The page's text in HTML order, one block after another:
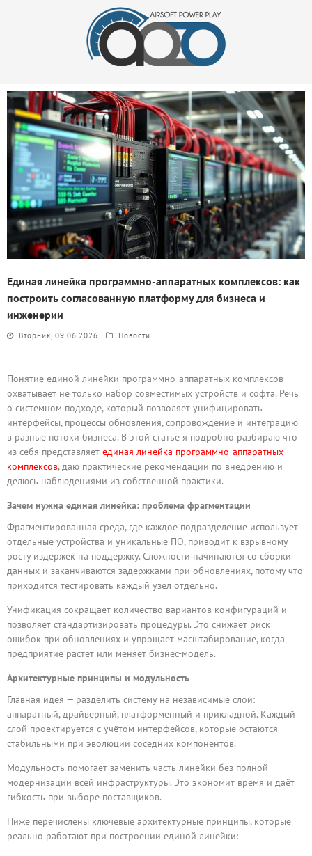
Единая линейка программно-аппаратных комплексов: как
построить согласованную платформу для бизнеса и
инженерии
Вторник, 09.06.2026 Новости
Понятие единой линейки программно-аппаратных комплексов
охватывает не только набор совместимых устройств и софта. Речь
о системном подходе, который позволяет унифицировать
интерфейсы, процессы обновления, сопровождение и интеграцию
в разные потоки бизнеса. В этой статье я подробно разбираю что
из себя представляет единая линейка программно-аппаратных
комплексов, даю практические рекомендации по внедрению и
делюсь наблюдениями из собственной практики.
Зачем нужна единая линейка: проблема фрагментации
Фрагментированная среда, где каждое подразделение использует
отдельные устройства и уникальные ПО, приводит к взрывному
росту издержек на поддержку. Сложности начинаются со сборки
данных и заканчиваются задержками при обновлениях, потому что
приходится тестировать каждый узел отдельно.
Унификация сокращает количество вариантов конфигураций и
позволяет стандартизировать процедуры. Это снижает риск
ошибок при обновлениях и упрощает масштабирование, когда
предприятие растёт или меняет бизнес-модель.
Архитектурные принципы и модульность
Главная идея — разделить систему на независимые слои:
аппаратный, драйверный, платформенный и прикладной. Каждый
слой проектируется с учётом интерфейсов, которые остаются
стабильными при эволюции соседних компонентов.
Модульность помогает заменить часть линейки без полной
модернизации всей инфраструктуры. Это экономит время и даёт
гибкость при выборе поставщиков.
Ниже перечислены ключевые архитектурные принципы, которые
реально работают при построении единой линейки: